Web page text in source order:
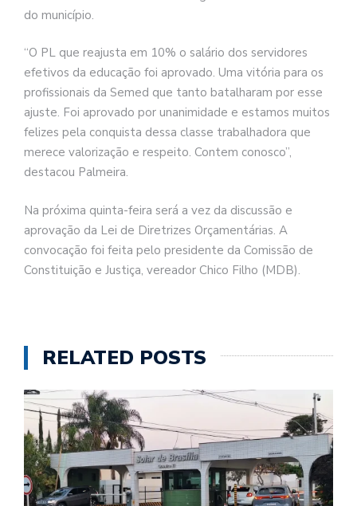
do município.
“O PL que reajusta em 10% o salário dos servidores
efetivos da educação foi aprovado. Uma vitória para os
profissionais da Semed que tanto batalharam por esse
ajuste. Foi aprovado por unanimidade e estamos muitos
felizes pela conquista dessa classe trabalhadora que
merece valorização e respeito. Contem conosco”,
destacou Palmeira.
Na próxima quinta-feira será a vez da discussão e
aprovação da Lei de Diretrizes Orçamentárias. A
convocação foi feita pelo presidente da Comissão de
Constituição e Justiça, vereador Chico Filho (MDB).
RELATED POSTS